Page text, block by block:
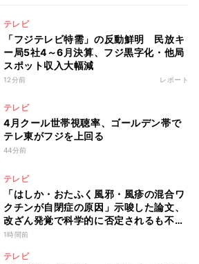
テレビ
「フジテレビ特需」の反動鮮明 民放キ
ー局5社4～6月決算、フジ黒字化・他局
スポット収入大幅減
12分前 レポート
テレビ
4月クール世帯視聴率、ゴールデン帯で
テレ東がフジを上回る
44分前
テレビ
「はしか・おたふく風邪・風疹の混合ワ
クチンが自閉症の原因」示唆した論文、
改ざん発覚で科学的に否定されるも不安
消えず…科学者たちの反証はなぜ届かな
1時間前
テレビ